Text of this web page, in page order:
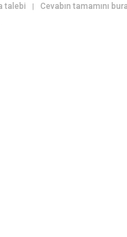
talebi |Cevabın tamamını